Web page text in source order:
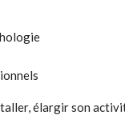
élargir son